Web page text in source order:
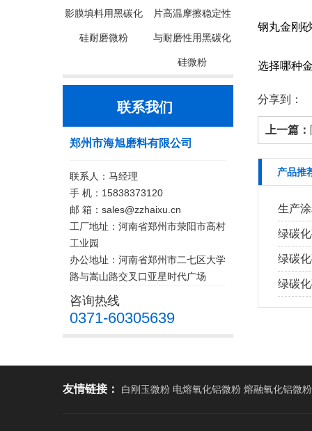
影膜填料用黑碳化
硅耐磨微粉
片高温摩擦稳定性
与耐磨性用黑碳化
硅微粉
联系我们
郑州市海旭磨料有限公司
联系人：马经理
手 机：15838373120
邮 箱：sales@zzhaixu.cn
工厂地址：河南省郑州市荥阳市高村
工业园
办公地址：河南省郑州市二七区大学
路与嵩山路交叉口亚星时代广场
咨询热线
0371-60305639
钢丸金刚
选择哪种
分享到：
上一篇：
产品推
生产
绿碳
绿碳
绿碳
友情链接： 白刚玉微粉 电熔氧化铝微粉 熔融氧化铝微粉